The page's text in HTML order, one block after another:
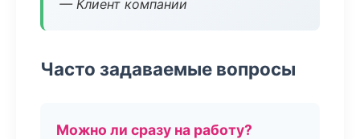
— Клиент компании
Часто задаваемые вопросы
Можно ли сразу на работу?